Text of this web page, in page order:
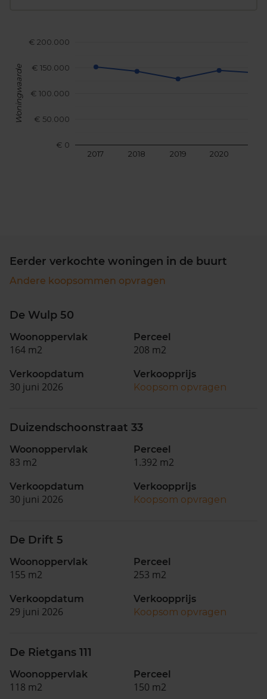
2017 2018 2019 2020
€ 0
€ 50.000
€ 100.000
€ 150.000
€ 200.000
Woningwaarde
Eerder verkochte woningen in de buurt
Andere koopsommen opvragen
De Wulp 50
Woonoppervlak
164 m2
Perceel
208 m2
Verkoopdatum
30 juni 2026
Verkoopprijs
Koopsom opvragen
Duizendschoonstraat 33
Woonoppervlak
83 m2
Perceel
1.392 m2
Verkoopdatum
30 juni 2026
Verkoopprijs
Koopsom opvragen
De Drift 5
Woonoppervlak
155 m2
Perceel
253 m2
Verkoopdatum
29 juni 2026
Verkoopprijs
Koopsom opvragen
De Rietgans 111
Woonoppervlak
118 m2
Perceel
150 m2